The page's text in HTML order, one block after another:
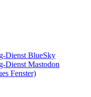
Dienst BlueSky
Dienst Mastodon
Fenster)